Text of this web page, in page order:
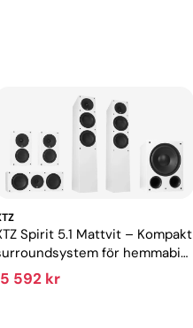
Spirit 5.1 Mattvit – Kompakt
för hemmabio
musik
592 kr